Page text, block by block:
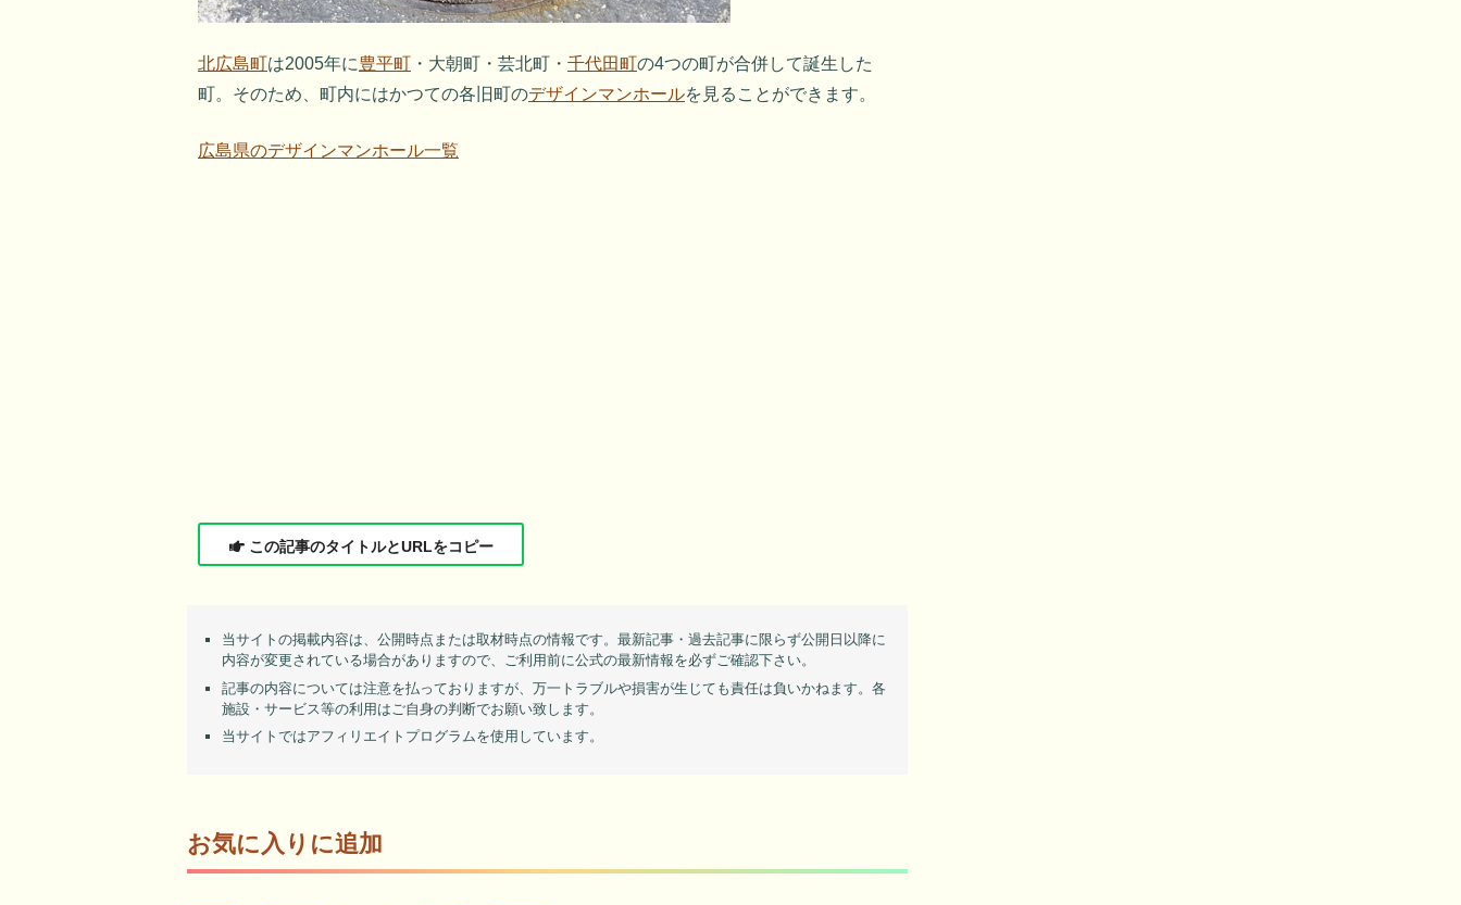
北広島町は2005年に豊平町 ・大朝町・芸北町・ 千代田町の4つの町が合併して誕生した
町。そのため、町内にはかつての各旧町のデザインマンホールを見ることができます。
広島県のデザインマンホール一覧
この記事のタイトルとURLをコピー
当サイトの掲載内容は、公開時点または取材時点の情報です。最新記事・過去記事に限らず公開日以降に
内容が変更されている場合がありますので、ご利用前に公式の最新情報を必ずご確認下さい。
記事の内容については注意を払っておりますが、万一トラブルや損害が生じても責任は負いかねます。各
施設・サービス等の利用はご自身の判断でお願い致します。
当サイトではアフィリエイトプログラムを使用しています。
お気に入りに追加